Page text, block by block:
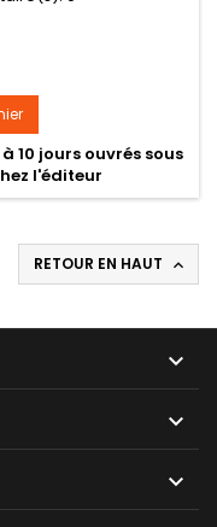
10 jours ouvrés sous
l'éditeur
RETOUR EN HAUT 


